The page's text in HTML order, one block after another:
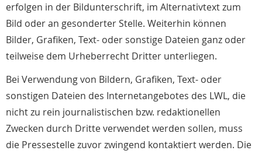
erfolgen in der Bildunterschrift, im Alternativtext zum
Bild oder an gesonderter Stelle. Weiterhin können
Bilder, Grafiken, Text- oder sonstige Dateien ganz oder
teilweise dem Urheberrecht Dritter unterliegen.
Bei Verwendung von Bildern, Grafiken, Text- oder
sonstigen Dateien des Internetangebotes des LWL, die
nicht zu rein journalistischen bzw. redaktionellen
Zwecken durch Dritte verwendet werden sollen, muss
die Pressestelle zuvor zwingend kontaktiert werden. Die